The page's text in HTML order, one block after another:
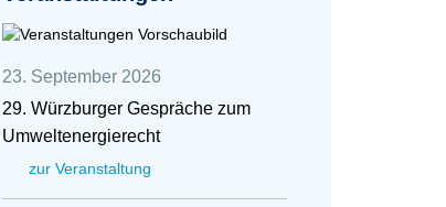
23. September 2026
29. Würzburger Gespräche zum
Umweltenergierecht
zur Veranstaltung